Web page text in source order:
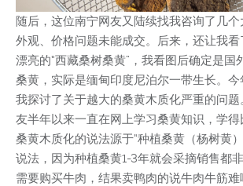
随后，这位南宁网友又陆续找我咨询了几
外观、价格问题未能成交。后来，还让我
漂亮的“西藏桑树桑黄”，我看图后确定是国
桑黄，实际是缅甸印度尼泊尔一带生长。
我探讨了关于越大的桑黄木质化严重的问
友半年以来一直在网上学习桑黄知识，学
桑黄木质化的说法源于“种植桑黄（杨树黄
说法，因为种植桑黄1-3年就会采摘销售都
需要购买牛肉，结果卖鸭肉的说牛肉牛筋